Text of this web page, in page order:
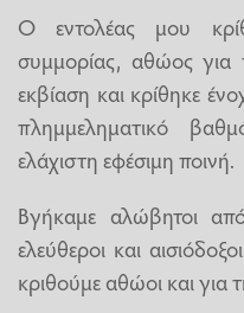
Ο εντολέας μου
συμμορίας, αθώος για
εκβίαση και κρίθηκε
πλημμεληματικό
ελάχιστη εφέσιμη ποινή.
Βγήκαμε αλώβητοι
ελεύθεροι και
κριθούμε αθώοι και για